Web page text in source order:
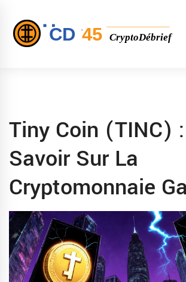
Tiny Coin (TINC)
Savoir Sur La
Cryptomonnaie